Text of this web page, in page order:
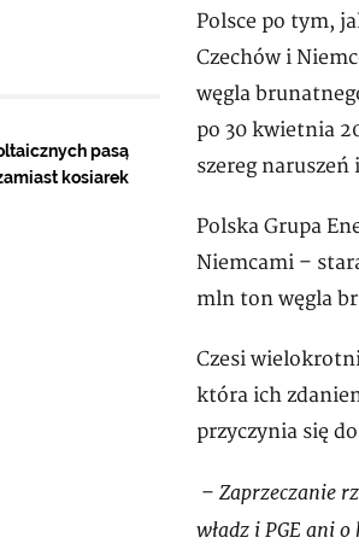
Polsce po tym,
Czechów i
węgla
po 30 kwietnia
szereg
Polska Grupa
Niemcami –
mln ton węgla
Czesi
która ich
przyczynia się
– Zaprzeczanie
władz i PGE ani
pasą
kosiarek